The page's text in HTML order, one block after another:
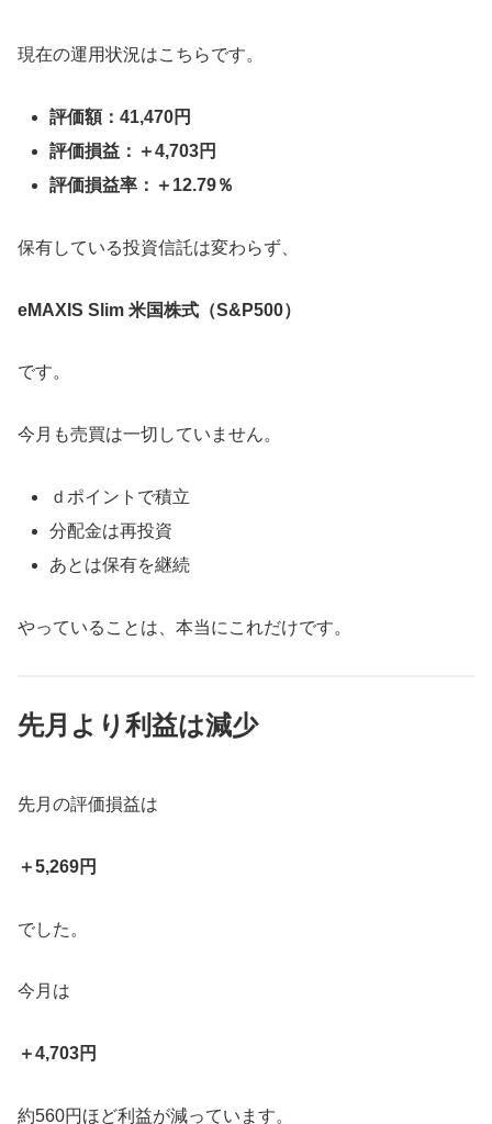
現在の運用状況はこちらです。
評価額：41,470円
評価損益：＋4,703円
評価損益率：＋12.79％
保有している投資信託は変わらず、
eMAXIS Slim 米国株式（S&P500）
です。
今月も売買は一切していません。
ｄポイントで積立
分配金は再投資
あとは保有を継続
やっていることは、本当にこれだけです。
先月より利益は減少
先月の評価損益は
＋5,269円
でした。
今月は
＋4,703円
約560円ほど利益が減っています。